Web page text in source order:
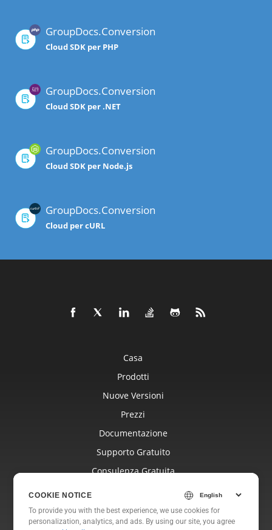
GroupDocs.Conversion
Cloud SDK per PHP
GroupDocs.Conversion
Cloud SDK per .NET
GroupDocs.Conversion
Cloud SDK per Node.js
GroupDocs.Conversion
Cloud per cURL
Casa
Prodotti
Nuove Versioni
Prezzi
Documentazione
Supporto Gratuito
Consulenza Gratuita
Siti Web
Di
COOKIE NOTICE
To provide you with the best experience, we use cookies for
personalization, analytics, and ads. By using our site, you agree